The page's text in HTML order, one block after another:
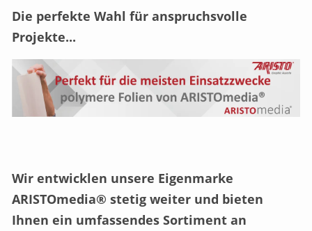
Die perfekte Wahl für anspruchsvolle
Projekte...
Wir entwicklen unsere Eigenmarke
ARISTOmedia® stetig weiter und bieten
Ihnen ein umfassendes Sortiment an